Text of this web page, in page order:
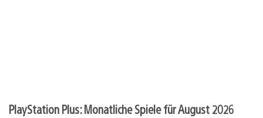
PlayStation Plus: Monatliche Spiele für August 2026